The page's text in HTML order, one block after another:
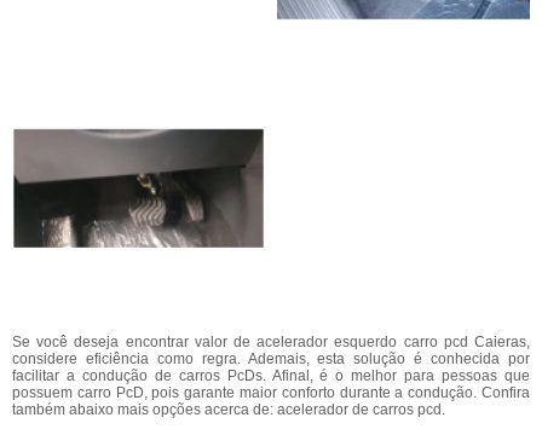
Se você deseja encontrar valor de acelerador esquerdo carro pcd Caieras,
considere eficiência como regra. Ademais, esta solução é conhecida por
facilitar a condução de carros PcDs. Afinal, é o melhor para pessoas que
possuem carro PcD, pois garante maior conforto durante a condução. Confira
também abaixo mais opções acerca de: acelerador de carros pcd.